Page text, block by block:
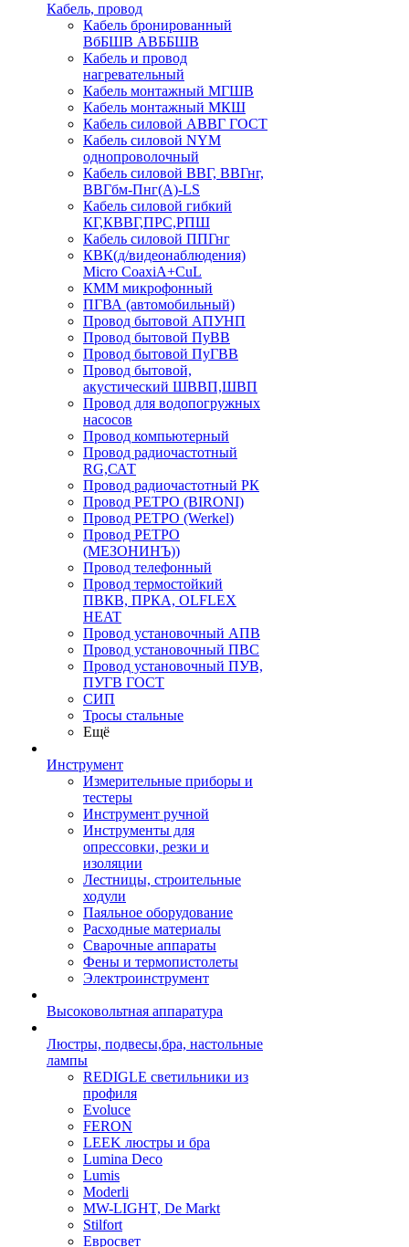
Кабель, провод
Кабель бронированный
ВбБШВ АВББШВ
Кабель и провод
нагревательный
Кабель монтажный МГШВ
Кабель монтажный МКШ
Кабель силовой АВВГ ГОСТ
Кабель силовой NYM
однопроволочный
Кабель силовой ВВГ, ВВГнг,
ВВГбм-Пнг(А)-LS
Кабель силовой гибкий
КГ,КВВГ,ПРС,РПШ
Кабель силовой ППГнг
КВК(д/видеонаблюдения)
Micro CoaxiA+CuL
КММ микрофонный
ПГВА (автомобильный)
Провод бытовой АПУНП
Провод бытовой ПуВВ
Провод бытовой ПуГВВ
Провод бытовой,
акустический ШВВП,ШВП
Провод для водопогружных
насосов
Провод компьютерный
Провод радиочастотный
RG,САТ
Провод радиочастотный РК
Провод РЕТРО (BIRONI)
Провод РЕТРО (Werkel)
Провод РЕТРО
(МЕЗОНИНЪ))
Провод телефонный
Провод термостойкий
ПВКВ, ПРКА, OLFLEX
HEAT
Провод установочный АПВ
Провод установочный ПВС
Провод установочный ПУВ,
ПУГВ ГОСТ
СИП
Тросы стальные
Ещё
Инструмент
Измерительные приборы и
тестеры
Инструмент ручной
Инструменты для
опрессовки, резки и
изоляции
Лестницы, строительные
ходули
Паяльное оборудование
Расходные материалы
Сварочные аппараты
Фены и термопистолеты
Электроинструмент
Высоковольтная аппаратура
Люстры, подвесы,бра, настольные
лампы
REDIGLE светильники из
профиля
Evoluce
FERON
LEEK люстры и бра
Lumina Deco
Lumis
Moderli
MW-LIGHT, De Markt
Stilfort
Евросвет